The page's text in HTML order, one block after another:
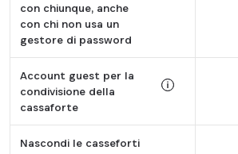
con chiunque, anche
con chi non usa un
gestore di password
Account guest per la
condivisione della
cassaforte
Nascondi le casseforti